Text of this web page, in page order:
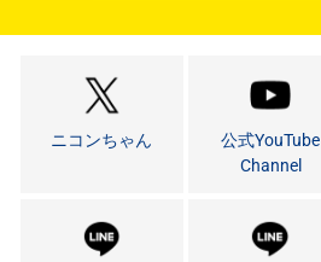
ニコンちゃん
公式YouTube
Channel